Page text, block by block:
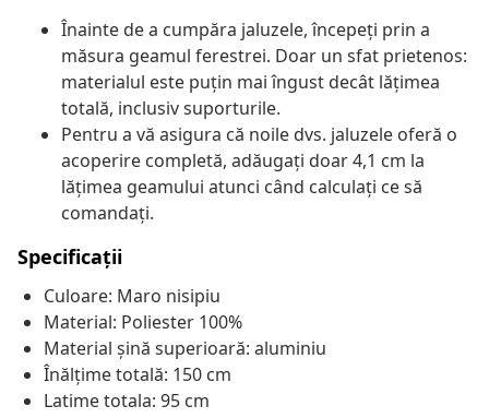
Înainte de a cumpăra jaluzele, începeți prin a
măsura geamul ferestrei. Doar un sfat prietenos:
materialul este puțin mai îngust decât lățimea
totală, inclusiv suporturile.
Pentru a vă asigura că noile dvs. jaluzele oferă o
acoperire completă, adăugați doar 4,1 cm la
lățimea geamului atunci când calculați ce să
comandați.
Specificații
Culoare: Maro nisipiu
Material: Poliester 100%
Material șină superioară: aluminiu
Înălțime totală: 150 cm
Latime totala: 95 cm